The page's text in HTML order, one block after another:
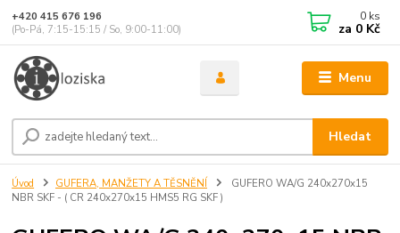
Menu
Hledat
+420 415 676 196
(Po-Pá, 7:15-15:15 / So, 9:00-11:00)
0 ks
za 0 Kč
Úvod GUFERA, MANŽETY A TĚSNĚNÍ
GUFERO WA/G 240x270x15
NBR SKF - ( CR 240x270x15 HMS5 RG SKF )